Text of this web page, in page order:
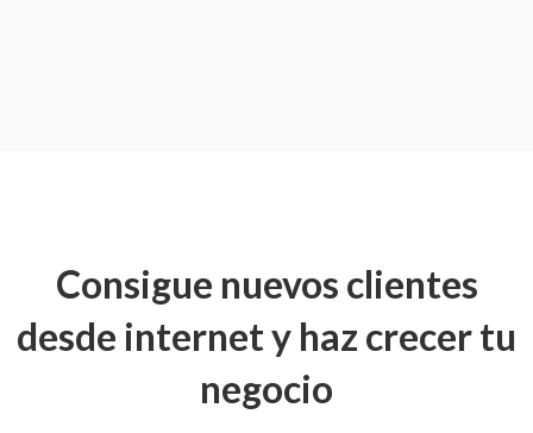
Consigue nuevos clientes
desde internet y haz crecer tu
negocio